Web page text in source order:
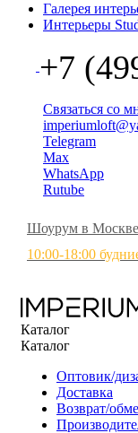
Галерея
Интерьеры
+7
Связаться со
Telegram
Max
WhatsApp
Rutube
Шоурум в Москве
10:00-18:00
Каталог
Каталог
Оптовик/
Доставка
Возврат/